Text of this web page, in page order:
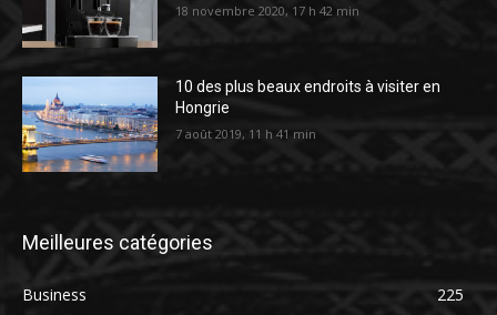
18 novembre 2020, 17 h 42 min
10 des plus beaux endroits à visiter en
Hongrie
7 août 2019, 11 h 41 min
Meilleures catégories
Business
225